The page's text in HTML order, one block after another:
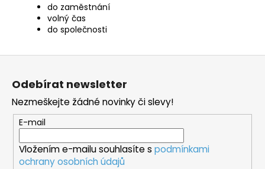
do zaměstnání
volný čas
do společnosti
Z
Odebírat newsletter
Nezmeškejte žádné novinky či slevy!
E-mail
Vložením e-mailu souhlasíte s podmínkami
ochrany osobních údajů